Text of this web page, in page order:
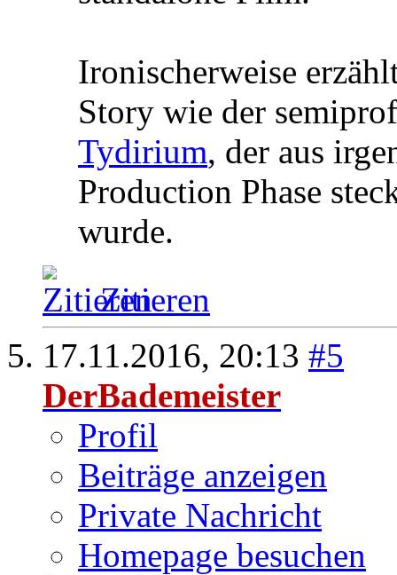
Ironischerweise
Story wie der
Tydirium, der aus
Production Phase
wurde.
Zitieren
17.11.2016, 20:13 #5
DerBademeister
Profil
Beiträge anzeigen
Private Nachricht
Homepage besuchen